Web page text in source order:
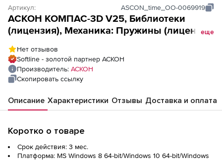
Артикул: ASCON_time_ОО-0069919
АСКОН КОМПАС-3D V25, Библиотеки
(лицензия), Механика: Пружины (лицензия
еще
Нет отзывов
Softline - золотой партнер АСКОН
Производитель: АСКОН
Скопировать ссылку
Описание Характеристики Отзывы Доставка и оплата
Коротко о товаре
Срок действия: 3 мес.
Платформа: MS Windows 8 64-bit/Windows 10 64-bit/Windows